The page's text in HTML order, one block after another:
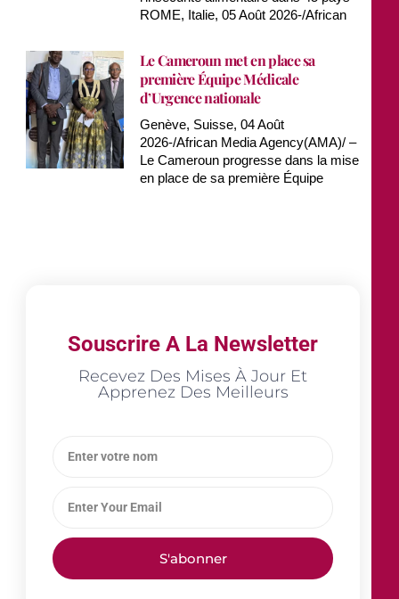
ROME, Italie, 05 Août 2026-/African
Le Cameroun met en place sa
première Équipe Médicale
d’Urgence nationale
Genève, Suisse, 04 Août
2026-/African Media Agency(AMA)/ –
Le Cameroun progresse dans la mise
en place de sa première Équipe
Souscrire A La Newsletter
Recevez Des Mises À Jour Et
Apprenez Des Meilleurs
S'abonner